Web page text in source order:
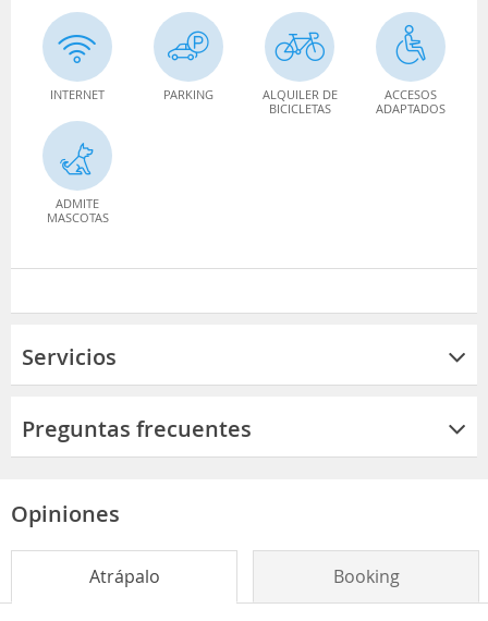
INTERNET PARKING
ALQUILER DE
BICICLETAS
ACCESOS
ADAPTADOS
ADMITE
MASCOTAS
Servicios
Preguntas frecuentes
Opiniones
Atrápalo Booking